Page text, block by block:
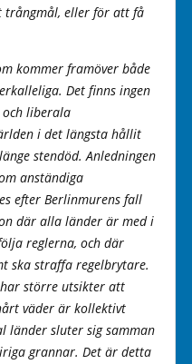
trångmål, eller för att få
kommer framöver både
Det finns ingen
liberala
i det längsta hållit
stendöd. Anledningen
anständiga
efter Berlinmurens fall
där alla länder är med i
reglerna, och där
ska straffa regelbrytare.
har större utsikter att
väder är kollektivt
länder sluter sig samman
grannar. Det är detta